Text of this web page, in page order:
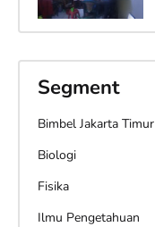
Segment
Bimbel Jakarta Timur
Biologi
Fisika
Ilmu Pengetahuan